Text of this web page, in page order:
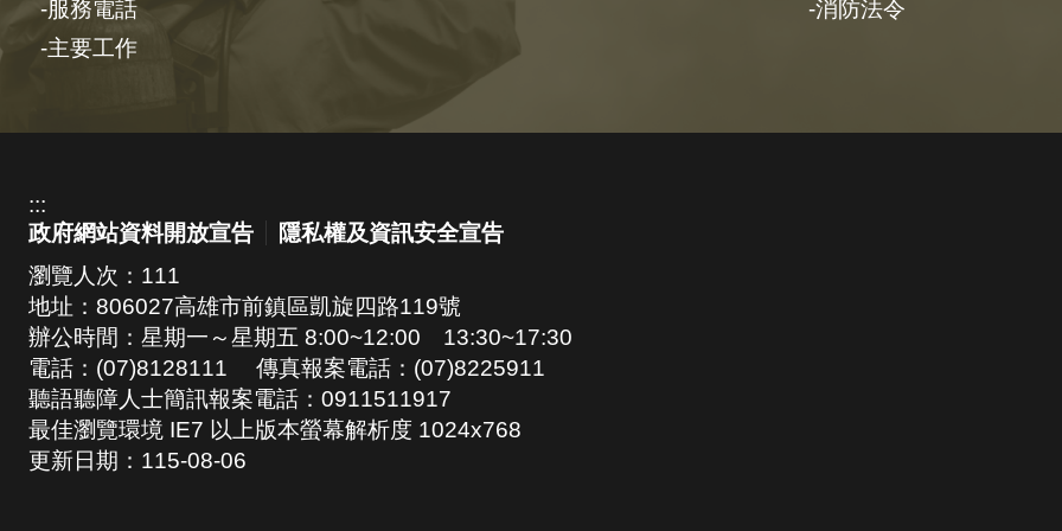
服務電話
主要工作
消防法令
:::
政府網站資料開放宣告
隱私權及資訊安全宣告
瀏覽人次： 111
地址：806027高雄市前鎮區凱旋四路119號
辦公時間：星期一～星期五 8:00~12:00 13:30~17:30
電話：(07)8128111 傳真報案電話：(07)8225911
聽語聽障人士簡訊報案電話：0911511917
最佳瀏覽環境 IE7 以上版本螢幕解析度 1024x768
更新日期： 115-08-06